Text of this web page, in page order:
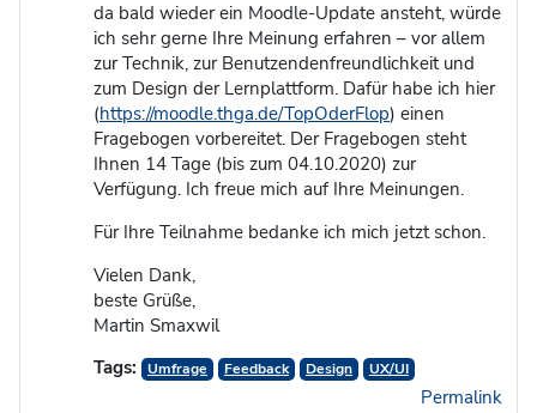
da bald wieder ein Moodle-Update ansteht, würde
ich sehr gerne Ihre Meinung erfahren – vor allem
zur Technik, zur Benutzendenfreundlichkeit und
zum Design der Lernplattform. Dafür habe ich hier
(https://moodle.thga.de/TopOderFlop) einen
Fragebogen vorbereitet. Der Fragebogen steht
Ihnen 14 Tage (bis zum 04.10.2020) zur
Verfügung. Ich freue mich auf Ihre Meinungen.
Für Ihre Teilnahme bedanke ich mich jetzt schon.
Vielen Dank,
beste Grüße,
Martin Smaxwil
Tags: Umfrage Feedback Design UX/UI
Permalink